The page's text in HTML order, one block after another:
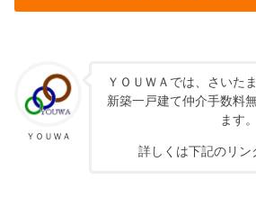
ＹＯＵＷＡ
ＹＯＵＷＡでは、さいた
新築一戸建て仲介手数料
ます。
詳しくは下記のリン